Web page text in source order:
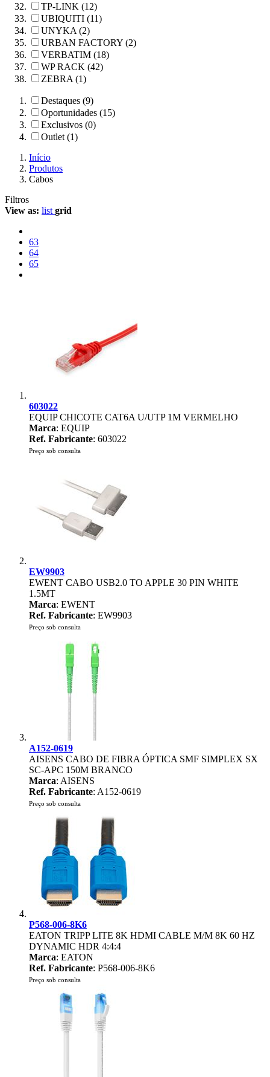
TP-LINK (12)
UBIQUITI (11)
UNYKA (2)
URBAN FACTORY (2)
VERBATIM (18)
WP RACK (42)
ZEBRA (1)
Destaques (9)
Oportunidades (15)
Exclusivos (0)
Outlet (1)
Início
Produtos
Cabos
Filtros
View as: list grid
63
64
65
603022
EQUIP CHICOTE CAT6A U/UTP 1M VERMELHO
Marca: EQUIP
Ref. Fabricante: 603022
Preço sob consulta
EW9903
EWENT CABO USB2.0 TO APPLE 30 PIN WHITE
1.5MT
Marca: EWENT
Ref. Fabricante: EW9903
Preço sob consulta
A152-0619
AISENS CABO DE FIBRA ÓPTICA SMF SIMPLEX SX
SC-APC 150M BRANCO
Marca: AISENS
Ref. Fabricante: A152-0619
Preço sob consulta
P568-006-8K6
EATON TRIPP LITE 8K HDMI CABLE M/M 8K 60 HZ
DYNAMIC HDR 4:4:4
Marca: EATON
Ref. Fabricante: P568-006-8K6
Preço sob consulta